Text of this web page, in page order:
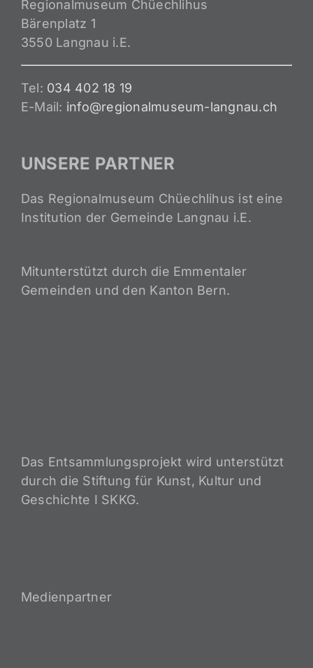
Regionalmuseum Chüechlihus
Bärenplatz 1
3550 Langnau i.E.
Tel: 034 402 18 19
E-Mail: info@regionalmuseum-langnau.ch
UNSERE PARTNER
Das Regionalmuseum Chüechlihus ist eine
Institution der Gemeinde Langnau i.E.
Mitunterstützt durch die Emmentaler
Gemeinden und den Kanton Bern.
Das Entsammlungsprojekt wird unterstützt
durch die Stiftung für Kunst, Kultur und
Geschichte I SKKG.
Medienpartner